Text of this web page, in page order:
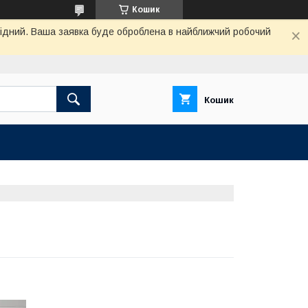
Кошик
Ваша заявка буде оброблена в найближчий робочий
Кошик